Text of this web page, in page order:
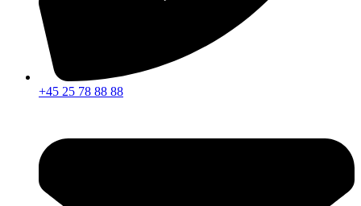
+45 25 78 88 88